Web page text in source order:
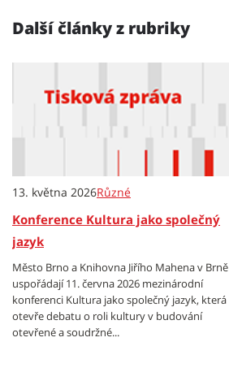
Další články z rubriky
13. května 2026Různé
Konference Kultura jako společný
jazyk
Město Brno a Knihovna Jiřího Mahena v Brně
uspořádají 11. června 2026 mezinárodní
konferenci Kultura jako společný jazyk, která
otevře debatu o roli kultury v budování
otevřené a soudržné...